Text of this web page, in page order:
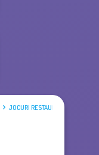
JOCURI RESTAURANT